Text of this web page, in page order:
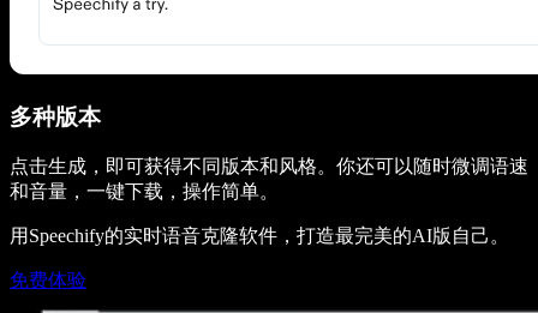
多种版本
点击生成，即可获得不同版本和风格。你还可以随时微调语速
和音量，一键下载，操作简单。
用Speechify的实时语音克隆软件，打造最完美的AI版自己。
免费体验